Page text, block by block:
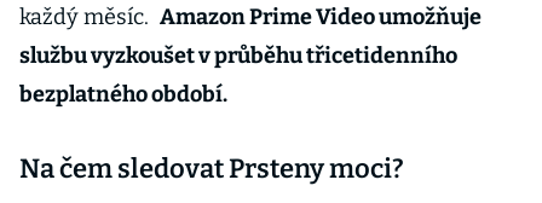
každý měsíc. Amazon Prime Video umožňuje
službu vyzkoušet v průběhu třicetidenního
bezplatného období.
Na čem sledovat Prsteny moci?